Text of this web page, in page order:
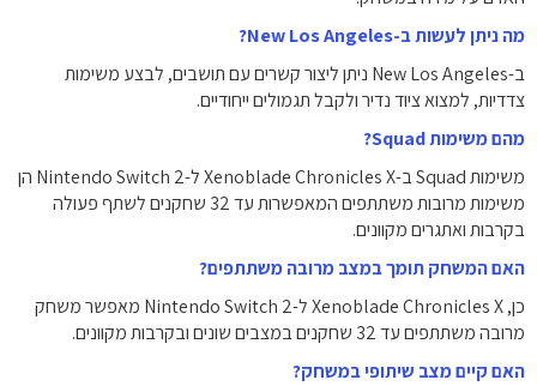
מה ניתן לעשות ב-New Los Angeles?
ב-New Los Angeles ניתן ליצור קשרים עם תושבים, לבצע משימות
צדדיות, למצוא ציוד נדיר ולקבל תגמולים ייחודיים.
מהם משימות Squad?
משימות Squad ב-Xenoblade Chronicles X ל-Nintendo Switch 2 הן
משימות מרובות משתתפים המאפשרות עד 32 שחקנים לשתף פעולה
בקרבות ואתגרים מקוונים.
האם המשחק תומך במצב מרובה משתתפים?
כן, Xenoblade Chronicles X ל-Nintendo Switch 2 מאפשר משחק
מרובה משתתפים עד 32 שחקנים במצבים שונים ובקרבות מקוונים.
האם קיים מצב שיתופי במשחק?